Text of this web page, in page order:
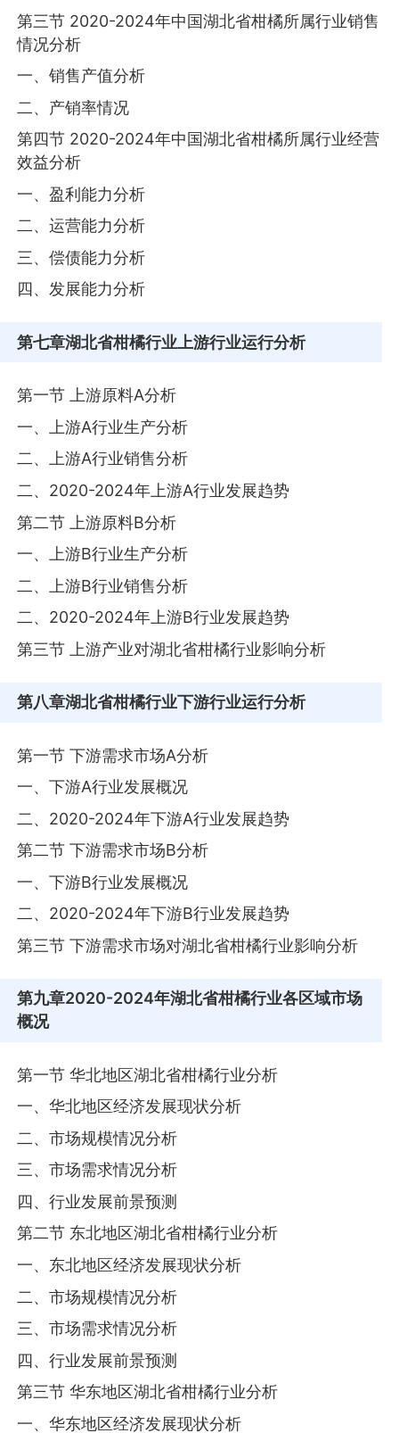
第三节 2020-2024年中国湖北省柑橘所属行业销售
情况分析
一、销售产值分析
二、产销率情况
第四节 2020-2024年中国湖北省柑橘所属行业经营
效益分析
一、盈利能力分析
二、运营能力分析
三、偿债能力分析
四、发展能力分析
第七章湖北省柑橘行业上游行业运行分析
第一节 上游原料A分析
一、上游A行业生产分析
二、上游A行业销售分析
二、2020-2024年上游A行业发展趋势
第二节 上游原料B分析
一、上游B行业生产分析
二、上游B行业销售分析
二、2020-2024年上游B行业发展趋势
第三节 上游产业对湖北省柑橘行业影响分析
第八章湖北省柑橘行业下游行业运行分析
第一节 下游需求市场A分析
一、下游A行业发展概况
二、2020-2024年下游A行业发展趋势
第二节 下游需求市场B分析
一、下游B行业发展概况
二、2020-2024年下游B行业发展趋势
第三节 下游需求市场对湖北省柑橘行业影响分析
第九章2020-2024年湖北省柑橘行业各区域市场
概况
第一节 华北地区湖北省柑橘行业分析
一、华北地区经济发展现状分析
二、市场规模情况分析
三、市场需求情况分析
四、行业发展前景预测
第二节 东北地区湖北省柑橘行业分析
一、东北地区经济发展现状分析
二、市场规模情况分析
三、市场需求情况分析
四、行业发展前景预测
第三节 华东地区湖北省柑橘行业分析
一、华东地区经济发展现状分析